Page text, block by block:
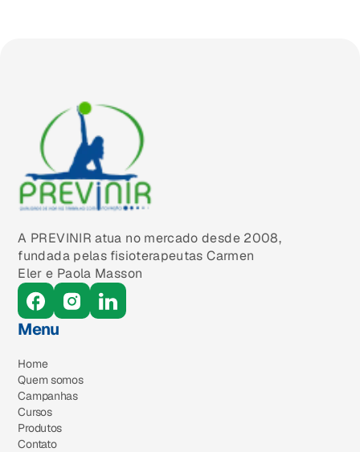
A PREVINIR atua no mercado desde 2008,
fundada pelas fisioterapeutas Carmen
Eler e Paola Masson
Menu
Home
Quem somos
Campanhas
Cursos
Produtos
Contato